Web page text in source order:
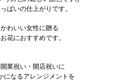
ぱいの仕上がりです。
わいい女性に贈る
花におすすめです。
業祝い・開店祝いに
になるアレンジメントを